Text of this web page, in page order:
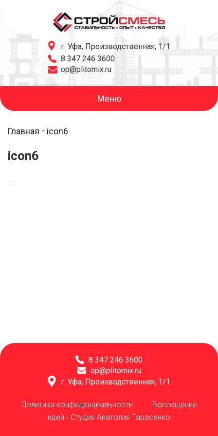
г. Уфа, Производственная, 1/1
8 347 246 3600
op@plitomix.ru
Меню
Главная icon6
icon6
8 347 246 3600
op@plitomix.ru
г. Уфа, Производственная, 1/1
Политика конфиденциальности Воплощение
идей - Студия Анатолия Тарасенко